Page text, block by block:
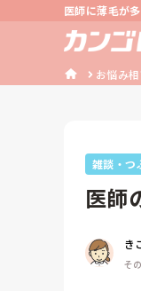
医師に薄毛が
お悩み
雑談・つ
医師
き
そ